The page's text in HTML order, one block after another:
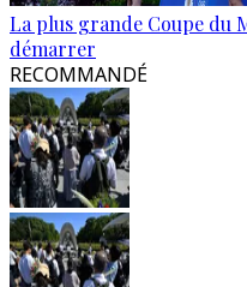
La plus grande Coupe du
démarrer
RECOMMANDÉ